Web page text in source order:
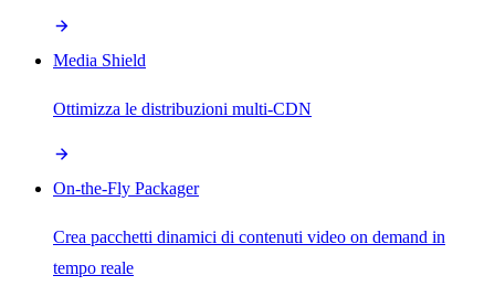
Media Shield
Ottimizza le distribuzioni multi-CDN
On-the-Fly Packager
Crea pacchetti dinamici di contenuti video on demand in
tempo reale